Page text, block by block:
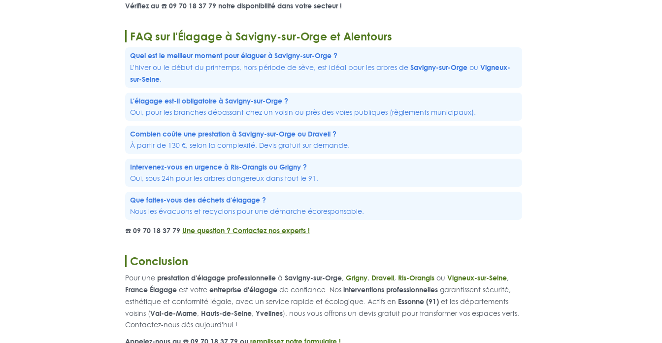
Vérifiez au ☎️ 09 70 18 37 79 notre disponibilité dans votre secteur !
FAQ sur l'Élagage à Savigny-sur-Orge et Alentours
Quel est le meilleur moment pour élaguer à Savigny-sur-Orge ?
L'hiver ou le début du printemps, hors période de sève, est idéal pour les arbres de Savigny-sur-Orgeou Vigneux-
sur-Seine.
L'élagage est-il obligatoire à Savigny-sur-Orge ?
Oui, pour les branches dépassant chez un voisin ou près des voies publiques (règlements municipaux).
Combien coûte une prestation à Savigny-sur-Orge ou Draveil?
À partir de 130 €, selon la complexité. Devis gratuit sur demande.
Intervenez-vous en urgence à Ris-OrangisouGrigny?
Oui, sous 24h pour les arbres dangereux dans tout le 91.
Que faites-vous des déchets d'élagage ?
Nous les évacuons et recyclons pour une démarche écoresponsable.
☎️ 09 70 18 37 79 Une question ? Contactez nos experts !
Conclusion
Pour une prestation d'élagage professionnelleà Savigny-sur-Orge, Grigny, Draveil, Ris-Orangisou Vigneux-sur-Seine,
France Élagageest votre entreprise d'élagagede confiance. Nos interventions professionnellesgarantissent sécurité,
esthétique et conformité légale, avec un service rapide et écologique. Actifs en Essonne (91)et les départements
voisins (Val-de-Marne, Hauts-de-Seine, Yvelines), nous vous offrons un devis gratuit pour transformer vos espaces verts.
Contactez-nous dès aujourd'hui !